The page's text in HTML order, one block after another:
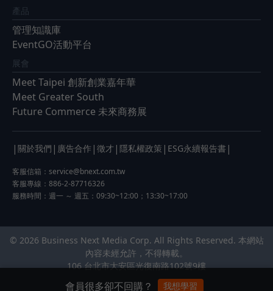
產品
管理知識庫
EventGO活動平台
展會
Meet Taipei 創新創業嘉年華
Meet Greater South
Future Commerce 未來商務展
| 關於我們 | 廣告合作 | 徵才 | 隱私權政策 | ESG永續報告書 |
客服信箱： service@bnext.com.tw
客服專線：886-2-87716326
服務時間：週一 ～ 週五：09:30~12:00；13:30~17:00
© 2026 Business Next Media Corp. All Rights Reserved. 本網站
內容未經允許，不得轉載。
106 台北市大安區光復南路102號9樓
會員很多卻不回購？ 我想學習